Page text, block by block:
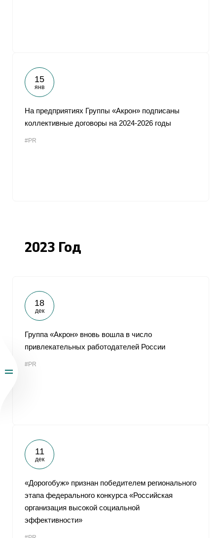
15
янв
На предприятиях Группы «Акрон» подписаны
коллективные договоры на 2024-2026 годы
#PR
2023 Год
18
дек
Группа «Акрон» вновь вошла в число
привлекательных работодателей России
#PR
11
дек
«Дорогобуж» признан победителем регионального
этапа федерального конкурса «Российская
организация высокой социальной
эффективности»